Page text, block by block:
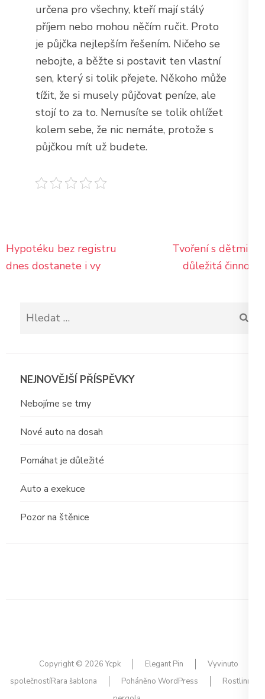
určena pro všechny, kteří mají stálý
příjem nebo mohou něčím ručit. Proto
je půjčka nejlepším řešením. Ničeho se
nebojte, a běžte si postavit ten vlastní
sen, který si tolik přejete. Někoho může
tížit, že si musely půjčovat peníze, ale
stojí to za to. Nemusíte se tolik ohlížet
kolem sebe, že nic nemáte, protože s
půjčkou mít už budete.
Navigace
pro
Hypotéku bez registru
dnes dostanete i vy
Tvoření s dětmi je
důležitá činnost
Vyhledávání
NEJNOVĚJŠÍ PŘÍSPĚVKY
Nebojíme se tmy
Nové auto na dosah
Pomáhat je důležité
Auto a exekuce
Pozor na štěnice
Copyright © 2026Ycpk Elegant Pin
Vyvinuto
společnostíRara šablona Poháněno WordPress
Rostlinná